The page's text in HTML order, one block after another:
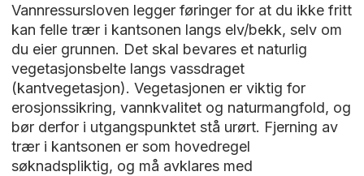
Vannressursloven legger føringer for at du ikke fritt
kan felle trær i kantsonen langs elv/bekk, selv om
du eier grunnen. Det skal bevares et naturlig
vegetasjonsbelte langs vassdraget
(kantvegetasjon). Vegetasjonen er viktig for
erosjonssikring, vannkvalitet og naturmangfold, og
bør derfor i utgangspunktet stå urørt. Fjerning av
trær i kantsonen er som hovedregel
søknadspliktig, og må avklares med